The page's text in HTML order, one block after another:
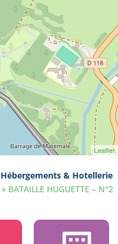
Leaflet
Hébergements & Hotellerie
» BATAILLE HUGUETTE – N°2